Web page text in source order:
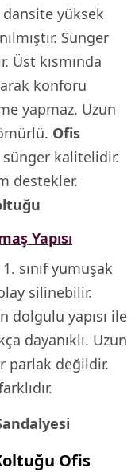
yüksek
Sünger
Üst kısmında
konforu
yapmaz. Uzun
Ofis
sünger kalitelidir.
destekler.
Yapısı
sınıf yumuşak
silinebilir.
dolgulu yapısı ile
dayanıklı. Uzun
parlak değildir.
Ofis